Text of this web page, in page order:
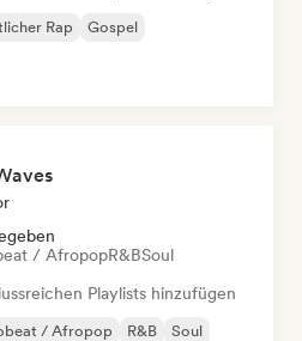
Rap
Gospel
/ AfropopR&BSoul
Playlists hinzufügen
/ Afropop R&B
Soul